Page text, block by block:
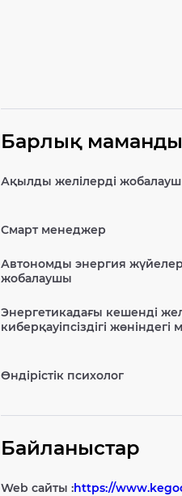
Барлық
Ақылды желілерді
Смарт менеджер
Автономды энергия
жобалаушы
Энергетикадағы кешенді
киберқауіпсіздігі жөніндегі
Өндірістік психолог
Байланыстар
Web сайты :https://